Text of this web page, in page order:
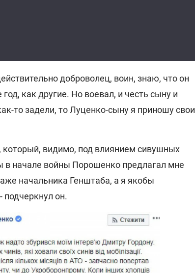
доброволец, воин, знаю, что он
как другие. Но воевал, и честь сыну и
то задели, то Луценко-сыну я приношу свои
который, видимо, под влиянием сивушных
в начале войны Порошенко предлагал мне
начальника Генштаба, а я якобы
подчеркнул он.